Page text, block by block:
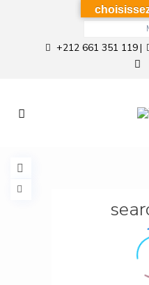
+212 661 351 119|